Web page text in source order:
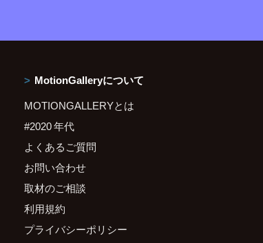
MotionGalleryについて
MOTIONGALLERYとは
#2020 年代
よくあるご質問
お問い合わせ
取材のご相談
利用規約
プライバシーポリシー